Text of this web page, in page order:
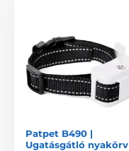
Patpet B490 |
Ugatásgátló nyakörv